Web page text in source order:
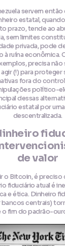
servem
estatal,
prazo, tende ao
sem limites
privada, pode
à ruína econômica.
precisa
(!) para proteger
fora do
político-
dessas
estatal por
descentralizada.
de valor
o Bitcoin, é
fiduciário atual é
e ética. Dinheiro
centrais)
fim do padrão-